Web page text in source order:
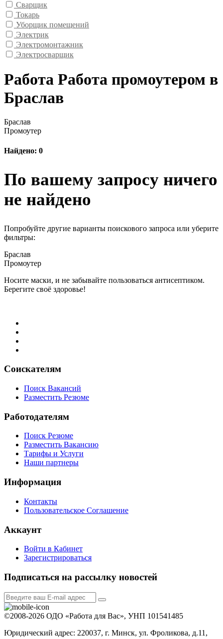
Сварщик
Токарь
Уборщик помещений
Электрик
Электромонтажник
Электросварщик
Работа Работа промоутером в
Браслав
Браслав
Промоутер
Найдено: 0
По вашему запросу ничего
не найдено
Попробуйте другие варианты поискового запроса или уберите
фильтры:
Браслав
Промоутер
Носите маски, и не забывайте пользоваться антисептиком.
Берегите своё здоровье!
Соискателям
Поиск Вакансий
Разместить Резюме
Работодателям
Поиск Резюме
Разместить Вакансию
Тарифы и Услуги
Наши партнеры
Информация
Контакты
Пользовательское Соглашение
Аккаунт
Войти в Кабинет
Зарегистрироваться
Подписаться на рассылку новостей
©2008-2026 ОДО «Работа для Вас», УНП 101541485
Юридический адрес: 220037, г. Минск, ул. Фроликова, д.11,